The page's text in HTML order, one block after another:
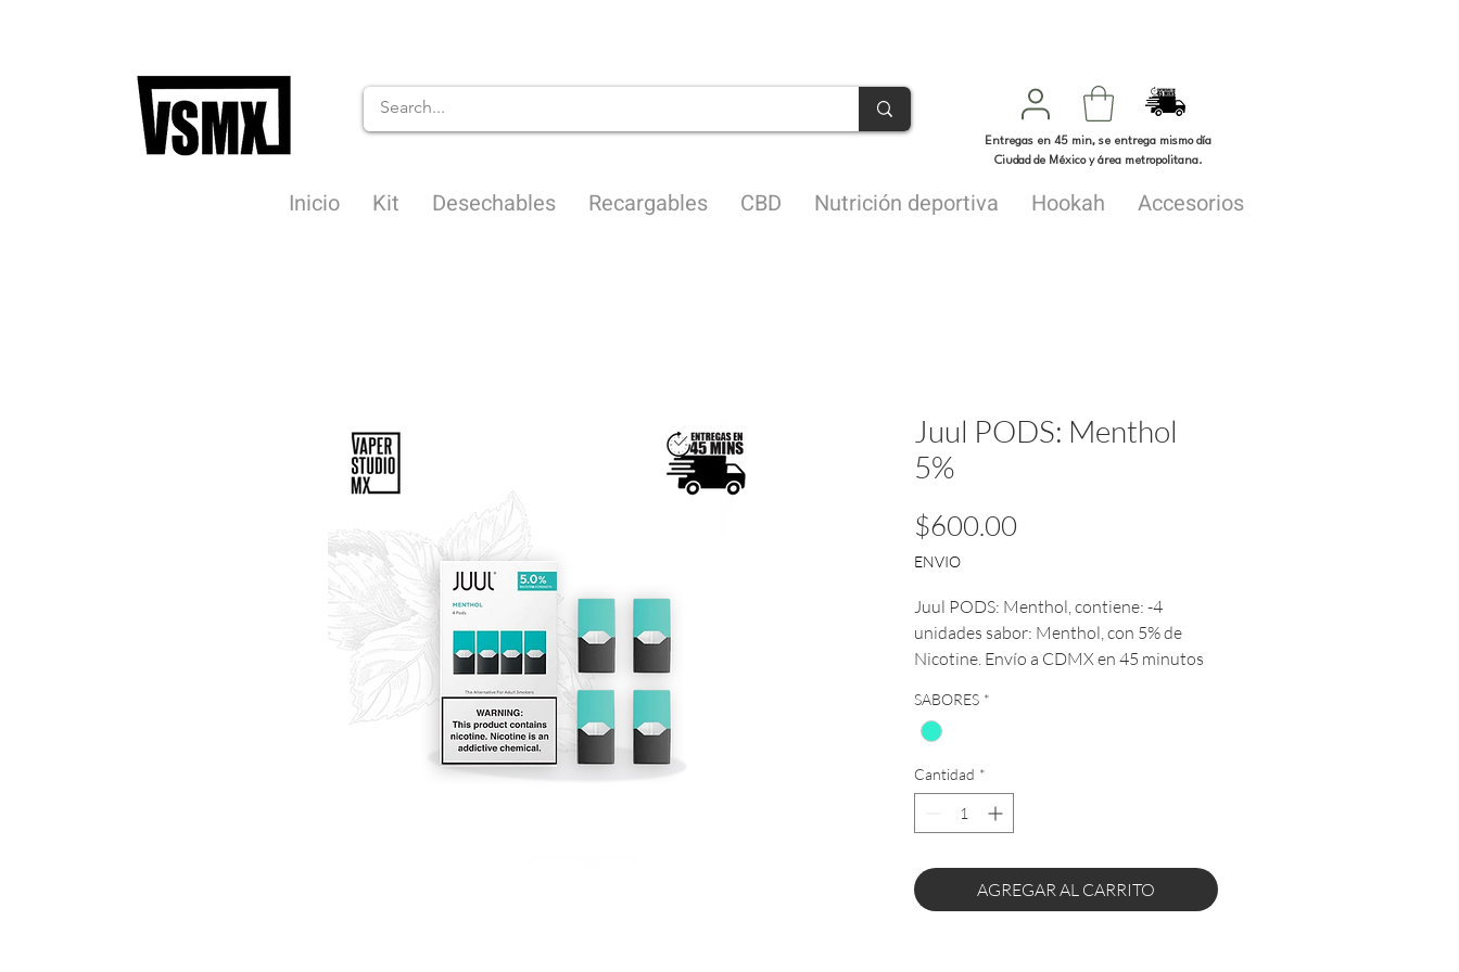
Entregas en 45 min, se entrega mismo día
Ciudad de México y área metropolitana.
Inicio Kit Desechables Recargables CBD Nutrición deportiva Hookah Accesorios
Juul PODS: Menthol
5%
$600.00Precio
ENVIO
Juul PODS: Menthol, contiene: -4
unidades sabor: Menthol, con 5% de
Nicotine. Envío a CDMX en 45 minutos
*PRODUCTO EXCLUSIVO PARA
MAYORES DE EDAD*
SABORES *
Cantidad *
AGREGAR AL CARRITO